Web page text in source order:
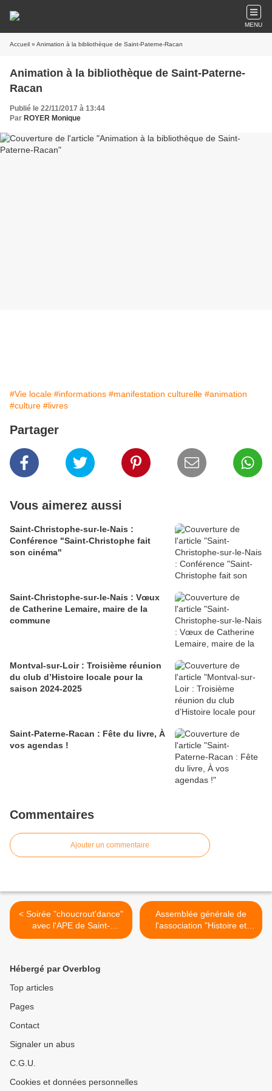
MENU
Accueil » Animation à la bibliothèque de Saint-Paterne-Racan
Animation à la bibliothèque de Saint-Paterne-
Racan
Publié le 22/11/2017 à 13:44
Par ROYER Monique
#Vie locale #informations #manifestation culturelle #animation
#culture #livres
Partager
Vous aimerez aussi
Saint-Christophe-sur-le-Nais :
Conférence "Saint-Christophe fait
son cinéma"
Saint-Christophe-sur-le-Nais : Vœux
de Catherine Lemaire, maire de la
commune
Montval-sur-Loir : Troisième réunion
du club d’Histoire locale pour la
saison 2024-2025
Saint-Paterne-Racan : Fête du livre, À
vos agendas !
Commentaires
Ajouter un commentaire
< Soirée "choucrout'dance"
avec l'APE de Saint-
Paterne-Racan
Assemblée générale de
l'association "Histoire et
Patrimoine" >
Hébergé par Overblog
Top articles
Pages
Contact
Signaler un abus
C.G.U.
Cookies et données personnelles